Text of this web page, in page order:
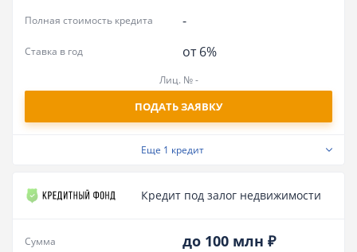
-
Полная стоимость кредита
от 6%
Ставка в год
Лиц. № -
ПОДАТЬ ЗАЯВКУ
Еще 1 кредит
Кредит под залог недвижимости
до 100 млн ₽
Сумма